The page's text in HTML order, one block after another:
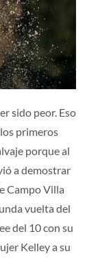
| Contacto
sido peor. Eso
primeros
porque al
a demostrar
Campo Villa
vuelta del
del 10 con su
Kelley a su